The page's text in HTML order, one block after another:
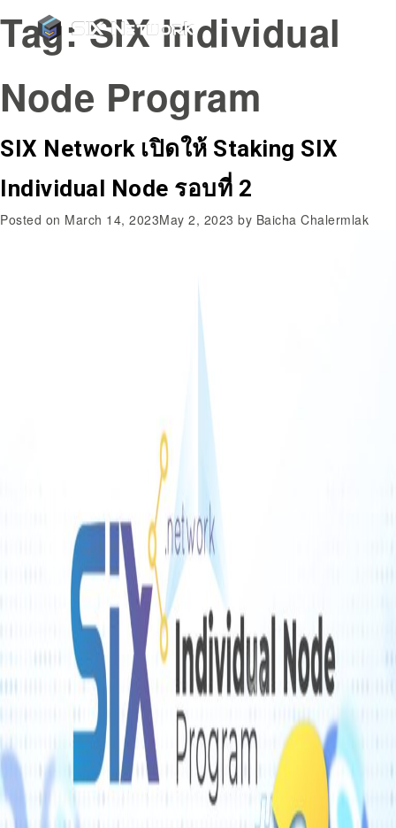
Tag:SIX Individual
Node Program
SIX Network เปิดให้ Staking SIX
Individual Node รอบที่ 2
Posted on March 14, 2023May 2, 2023 by Baicha Chalermlak